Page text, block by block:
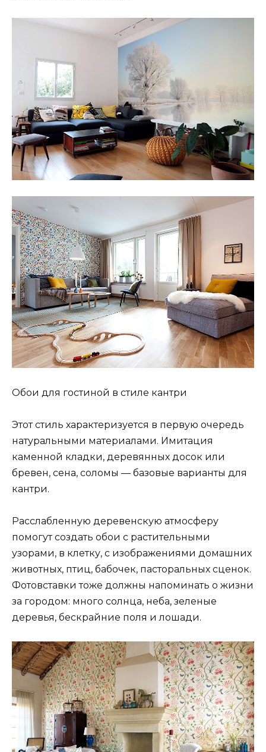
Обои для гостиной в стиле кантри
Этот стиль характеризуется в первую очередь
натуральными материалами. Имитация
каменной кладки, деревянных досок или
бревен, сена, соломы — базовые варианты для
кантри.
Расслабленную деревенскую атмосферу
помогут создать обои с растительными
узорами, в клетку, с изображениями домашних
животных, птиц, бабочек, пасторальных сценок.
Фотовставки тоже должны напоминать о жизни
за городом: много солнца, неба, зеленые
деревья, бескрайние поля и лошади.